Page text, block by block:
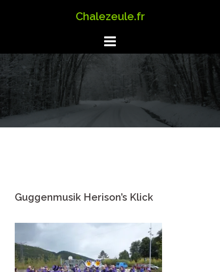
Chalezeule.fr
Guggenmusik Herison’s Klick